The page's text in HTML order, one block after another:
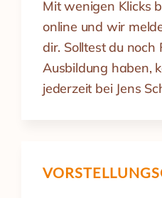
Mit wenigen Klicks
online und wir
dir. Solltest du noch
Ausbildung haben,
jederzeit bei Jens